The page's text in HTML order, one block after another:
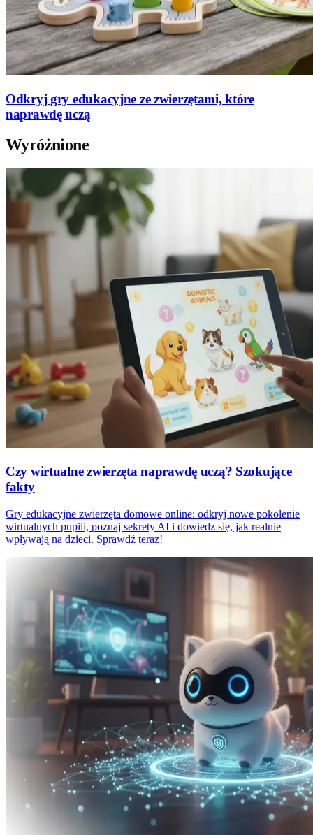
Odkryj gry edukacyjne ze zwierzętami, które
naprawdę uczą
Wyróżnione
Czy wirtualne zwierzęta naprawdę uczą? Szokujące
fakty
Gry edukacyjne zwierzęta domowe online: odkryj nowe pokolenie
wirtualnych pupili, poznaj sekrety AI i dowiedz się, jak realnie
wpływają na dzieci. Sprawdź teraz!